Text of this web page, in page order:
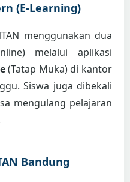
(E-Learning)
menggunakan dua
melalui aplikasi
(Tatap Muka) di kantor
Siswa juga dibekali
mengulang pelajaran
Bandung